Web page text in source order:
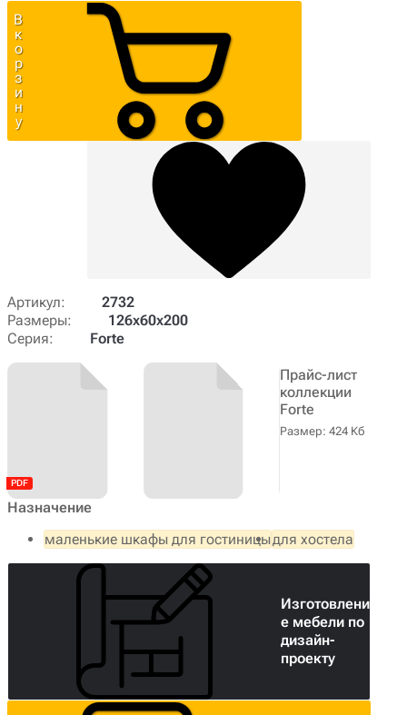
В
к
о
р
з
и
н
у
Артикул:
2732
Размеры:
126х60х200
Серия:
Forte
Прайс-лист
коллекции
Forte
Размер: 424 Кб
Назначение
маленькие шкафы для гостиницыдля хостела
Изготовлени
е мебели по
дизайн-
проекту